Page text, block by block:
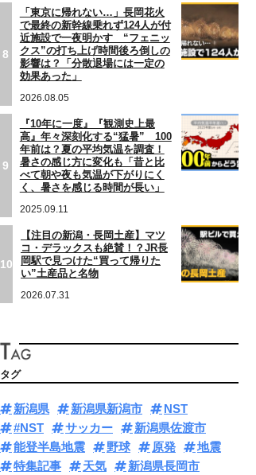
8
「東京に帰れない…」長岡花火
で最終の新幹線乗れず124人が付
近施設で一夜明かす “フェニッ
クス”の打ち上げ時間後ろ倒しの
影響は？「分散退場には一定の
効果あった」
2026.08.05
9
『10年に一度』『観測史上最
高』年々深刻化する“猛暑” 100
年前は？夏の平均気温を調査！
暑さの感じ方に変化も「昔と比
べて朝や夜も気温が下がりにく
く、暑さを感じる時間が長い」
2025.09.11
10
【注目の新潟・長岡土産】マツ
コ・デラックスも絶賛！？JR長
岡駅で見つけた“買って帰りた
い”土産品と名物
2026.07.31
タグ
新潟県 新潟県新潟市
NST
#NST
サッカー
新潟県佐渡市
能登半島地震
野球 原発
地震
特集記事
天気
新潟県長岡市